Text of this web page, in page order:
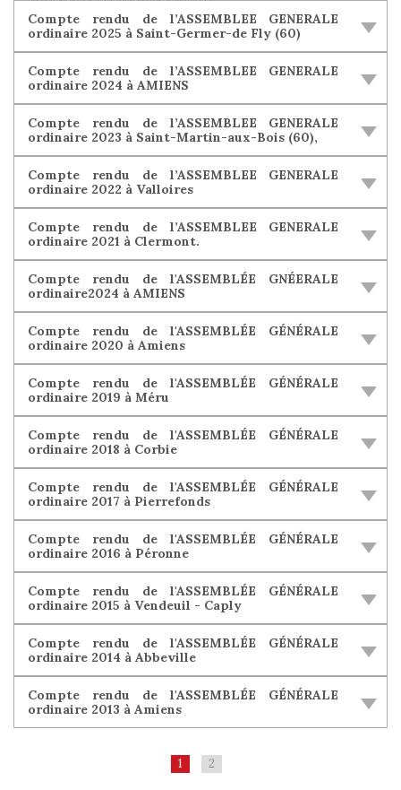
Compte rendu de l’ASSEMBLEE GENERALE
ordinaire 2025 à Saint-Germer-de Fly (60)
Compte rendu de l’ASSEMBLEE GENERALE
ordinaire 2024 à AMIENS
Compte rendu de l’ASSEMBLEE GENERALE
ordinaire 2023 à Saint-Martin-aux-Bois (60),
Compte rendu de l’ASSEMBLEE GENERALE
ordinaire 2022 à Valloires
Compte rendu de l’ASSEMBLEE GENERALE
ordinaire 2021 à Clermont.
Compte rendu de l'ASSEMBLÉE GNÉERALE
ordinaire2024 à AMIENS
Compte rendu de l'ASSEMBLÉE GÉNÉRALE
ordinaire 2020 à Amiens
Compte rendu de l'ASSEMBLÉE GÉNÉRALE
ordinaire 2019 à Méru
Compte rendu de l'ASSEMBLÉE GÉNÉRALE
ordinaire 2018 à Corbie
Compte rendu de l'ASSEMBLÉE GÉNÉRALE
ordinaire 2017 à Pierrefonds
Compte rendu de l'ASSEMBLÉE GÉNÉRALE
ordinaire 2016 à Péronne
Compte rendu de l'ASSEMBLÉE GÉNÉRALE
ordinaire 2015 à Vendeuil - Caply
Compte rendu de l'ASSEMBLÉE GÉNÉRALE
ordinaire 2014 à Abbeville
Compte rendu de l'ASSEMBLÉE GÉNÉRALE
ordinaire 2013 à Amiens
1 2